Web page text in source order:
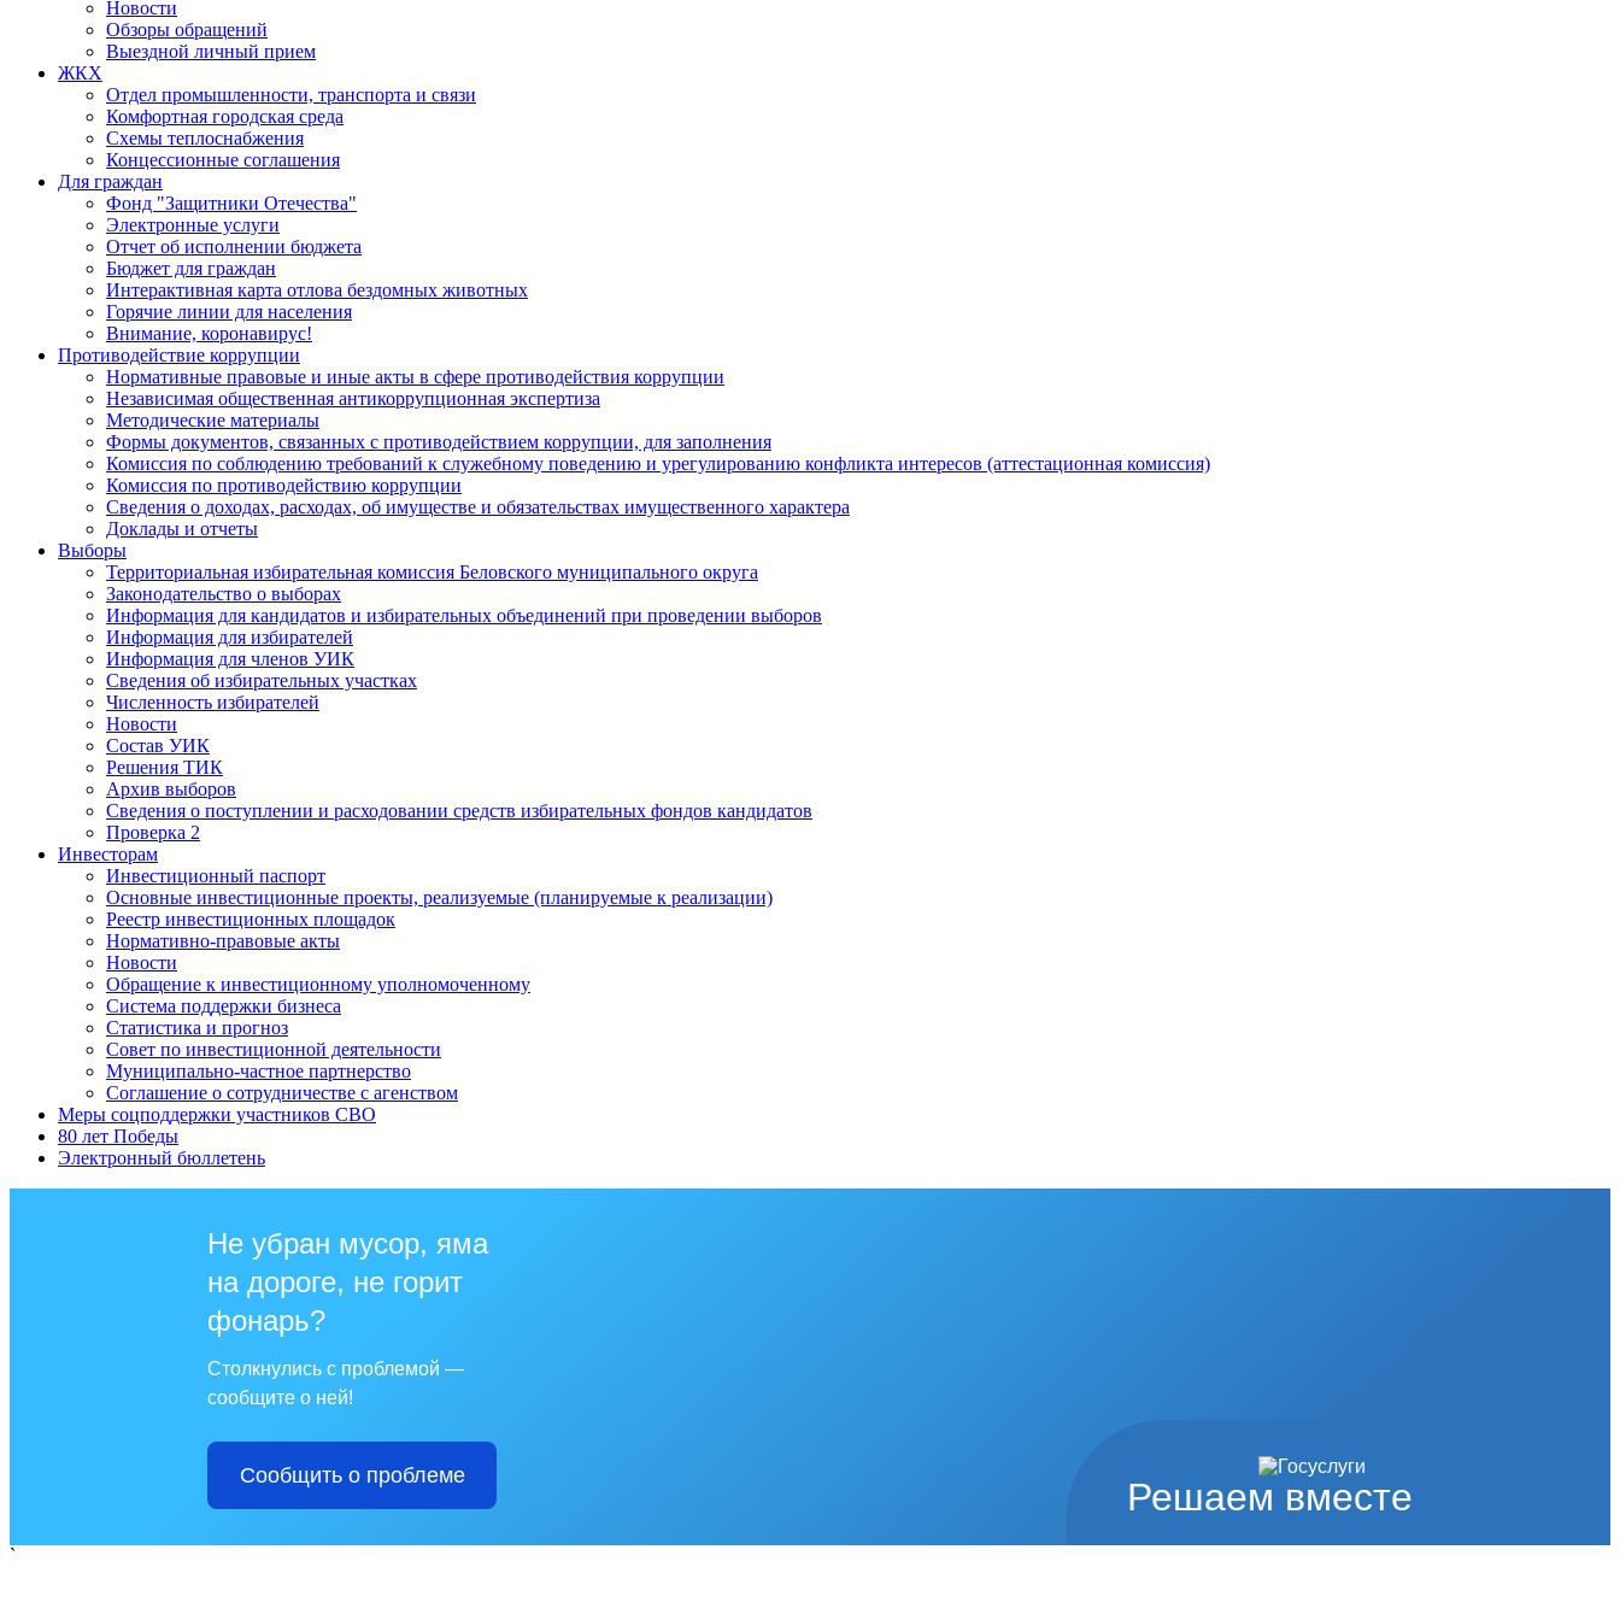
Новости
Обзоры обращений
Выездной личный прием
ЖКХ
Отдел промышленности, транспорта и связи
Комфортная городская среда
Схемы теплоснабжения
Концессионные соглашения
Для граждан
Фонд "Защитники Отечества"
Электронные услуги
Отчет об исполнении бюджета
Бюджет для граждан
Интерактивная карта отлова бездомных животных
Горячие линии для населения
Внимание, коронавирус!
Противодействие коррупции
Нормативные правовые и иные акты в сфере противодействия коррупции
Независимая общественная антикоррупционная экспертиза
Методические материалы
Формы документов, связанных с противодействием коррупции, для заполнения
Комиссия по соблюдению требований к служебному поведению и урегулированию конфликта интересов (аттестационная комиссия)
Комиссия по противодействию коррупции
Сведения о доходах, расходах, об имуществе и обязательствах имущественного характера
Доклады и отчеты
Выборы
Территориальная избирательная комиссия Беловского муниципального округа
Законодательство о выборах
Информация для кандидатов и избирательных объединений при проведении выборов
Информация для избирателей
Информация для членов УИК
Сведения об избирательных участках
Численность избирателей
Новости
Состав УИК
Решения ТИК
Архив выборов
Сведения о поступлении и расходовании средств избирательных фондов кандидатов
Проверка 2
Инвесторам
Инвестиционный паспорт
Основные инвестиционные проекты, реализуемые (планируемые к реализации)
Реестр инвестиционных площадок
Нормативно-правовые акты
Новости
Обращение к инвестиционному уполномоченному
Система поддержки бизнеса
Статистика и прогноз
Совет по инвестиционной деятельности
Муниципально-частное партнерство
Соглашение о сотрудничестве с агенством
Меры соцподдержки участников СВО
80 лет Победы
Электронный бюллетень
Решаем вместе
Не убран мусор, яма
на дороге, не горит
фонарь?
Столкнулись с проблемой —
сообщите о ней!
Сообщить о проблеме
`